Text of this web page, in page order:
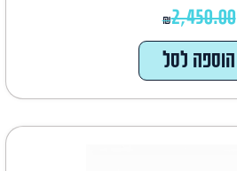
₪2,450.00
הוספה לסל